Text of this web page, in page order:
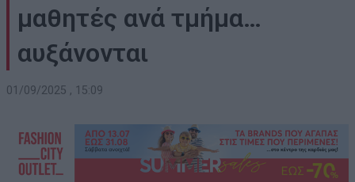
μαθητές ανά τμήμα…
αυξάνονται
01/09/2025 , 15:09